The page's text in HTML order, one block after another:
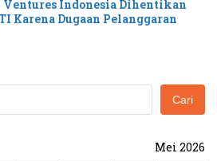
Ventures Indonesia Dihentikan
Karena Dugaan Pelanggaran
Cari
Mei 2026